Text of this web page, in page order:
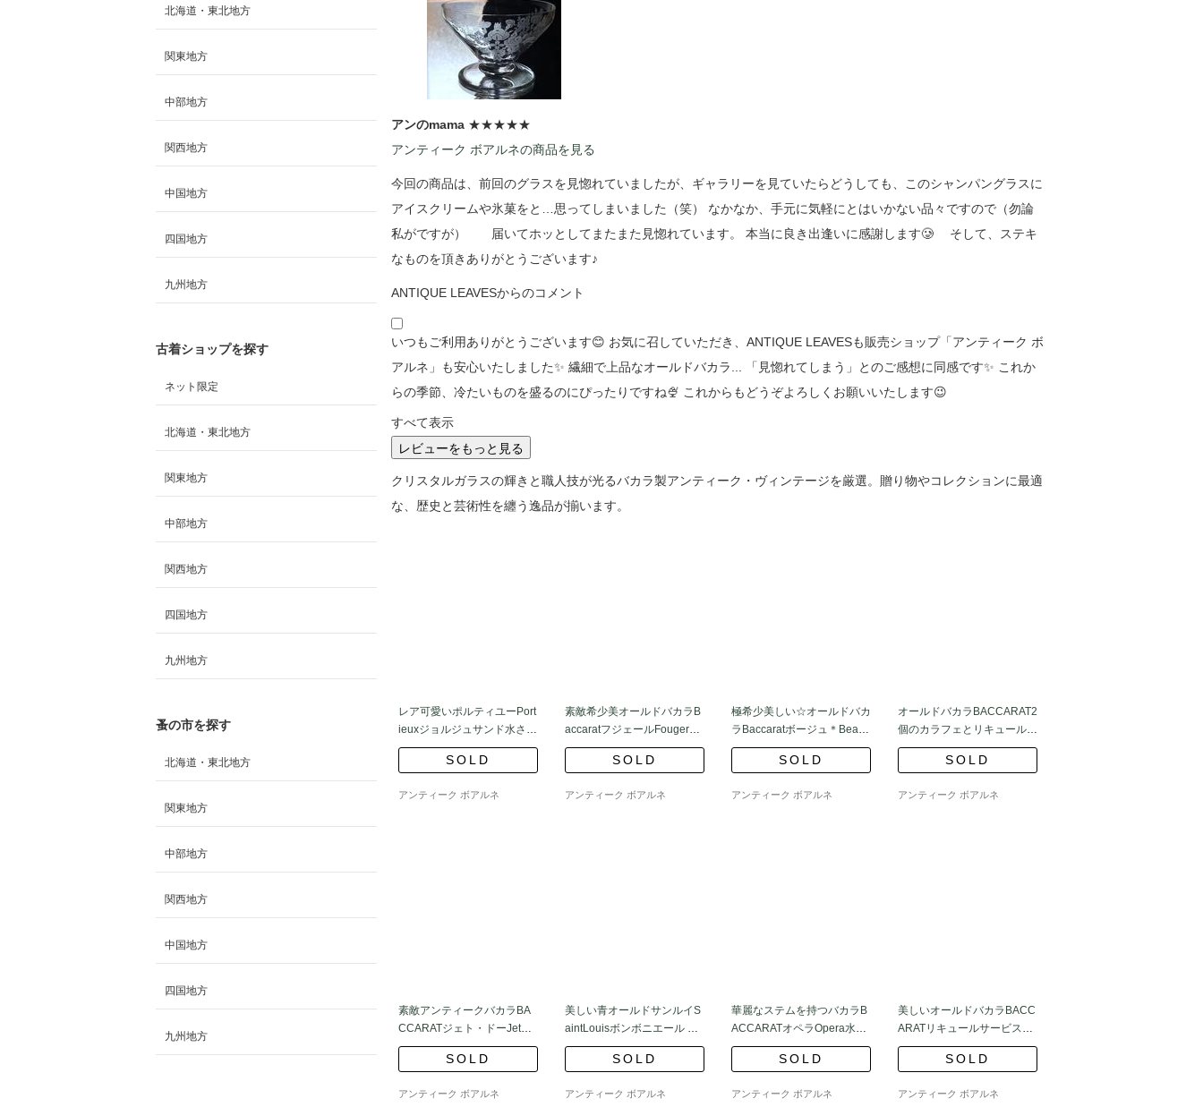
アンのmama ★★★★★
アンティーク ボアルネの商品を見る
今回の商品は、前回のグラスを見惚れていましたが、ギャラリーを見ていたらどうしても、このシャンパングラスに
アイスクリームや氷菓をと…思ってしまいました（笑） なかなか、手元に気軽にとはいかない品々ですので（勿論
私がですが） 届いてホッとしてまたまた見惚れています。 本当に良き出逢いに感謝します🥲 そして、ステキ
なものを頂きありがとうございます♪
ANTIQUE LEAVESからのコメント
いつもご利用ありがとうございます😊 お気に召していただき、ANTIQUE LEAVESも販売ショップ「アンティーク ボ
アルネ」も安心いたしました✨ 繊細で上品なオールドバカラ... 「見惚れてしまう」とのご感想に同感です✨ これか
らの季節、冷たいものを盛るのにぴったりですね🍨 これからもどうぞよろしくお願いいたします😉
すべて表示
レビューをもっと見る
クリスタルガラスの輝きと職人技が光るバカラ製アンティーク・ヴィンテージを厳選。贈り物やコレクションに最適
な、歴史と芸術性を纏う逸品が揃います。
レア可愛いポルティユーPort
ieuxジョルジュサンド水さし
ピッチャー フランス
SOLD
アンティーク ボアルネ
素敵希少美オールドバカラB
accaratフジェールFougere
ワイングラス5個
SOLD
アンティーク ボアルネ
極希少美しい☆オールドバカ
ラBaccaratボージュ＊Beauj
euピッチャー＊
SOLD
アンティーク ボアルネ
オールドバカラBACCARAT2
個のカラフェとリキュールグ
ラス8個 ホクシャ
SOLD
アンティーク ボアルネ
素敵アンティークバカラBA
CCARATジェト・ドーJet
d’Eauペア 希少
SOLD
アンティーク ボアルネ
美しい青オールドサンルイS
aintLouisボンボニエール キ
ャンディボックス
SOLD
アンティーク ボアルネ
華麗なステムを持つバカラB
ACCARATオペラOpera水用
グラス ワインにも
SOLD
アンティーク ボアルネ
美しいオールドバカラBACC
ARATリキュールサービスセ
ット ルビーの指輪
SOLD
アンティーク ボアルネ
北海道・東北地方
関東地方
中部地方
関西地方
中国地方
四国地方
九州地方
古着ショップを探す
ネット限定
北海道・東北地方
関東地方
中部地方
関西地方
四国地方
九州地方
蚤の市を探す
北海道・東北地方
関東地方
中部地方
関西地方
中国地方
四国地方
九州地方